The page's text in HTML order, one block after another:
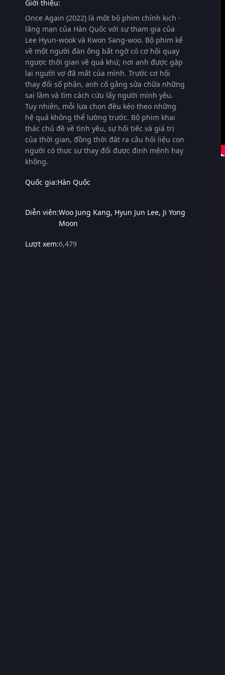
Giới thiệu:
Once Again (2022) là một bộ phim chính kịch -
lãng mạn của Hàn Quốc với sự tham gia của
Lee Hyun-wook và Kwon Sang-woo. Bộ phim kể
về một người đàn ông bất ngờ có cơ hội quay
ngược thời gian về quá khứ, nơi anh được gặp
lại người vợ đã mất của mình. Trước cơ hội
thay đổi số phận, anh cố gắng sửa chữa những
sai lầm và tìm cách cứu lấy người mình yêu.
Tuy nhiên, mỗi lựa chọn đều kéo theo những
hệ quả không thể lường trước. Bộ phim khai
thác chủ đề về tình yêu, sự hối tiếc và giá trị
của thời gian, đồng thời đặt ra câu hỏi liệu con
người có thực sự thay đổi được định mệnh hay
không.
Quốc gia:Hàn Quốc
Diễn viên:Woo Jung Kang Hyun Jun Lee Ji Yong
Moon
Lượt xem:6,479